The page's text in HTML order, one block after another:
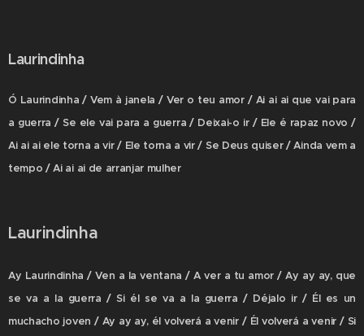
Laurindinha
Ó Laurindinha / Vem à janela / Ver o teu amor / Ai ai ai que vai para
a guerra / Se ele vai para a guerra / Deixai-o ir / Ele é rapaz novo /
Ai ai ai ele torna a vir / Ele torna a vir / Se Deus quiser / Ainda vem a
tempo / Ai ai ai de arranjar mulher
Laurindinha
Ay Laurindinha / Ven a la ventana / A ver a tu amor / Ay ay ay, que
se va a la guerra / Si él se va a la guerra / Déjalo ir / Él es un
muchacho joven / Ay ay ay, él volverá a venir / Él volverá a venir / Si